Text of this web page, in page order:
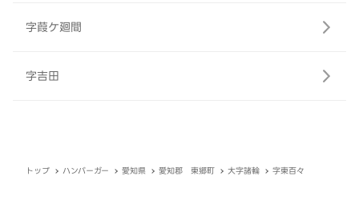
字葭ケ廻間
字吉田
トップ ハンバーガー 愛知県 愛知郡 東郷町 大字諸輪 字東百々